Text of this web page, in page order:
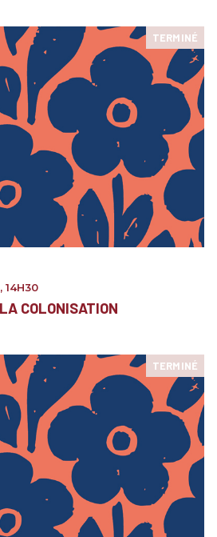
TERMINÉ
, 14H30
COLONISATION
TERMINÉ